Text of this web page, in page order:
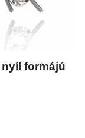
formájú